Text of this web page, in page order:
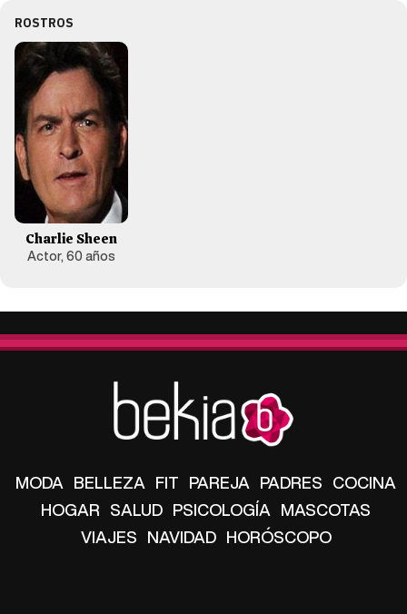
ROSTROS
Charlie Sheen
Actor, 60 años
MODA BELLEZA FIT PAREJA PADRES COCINA
HOGAR SALUD PSICOLOGÍA MASCOTAS
VIAJES NAVIDAD HORÓSCOPO